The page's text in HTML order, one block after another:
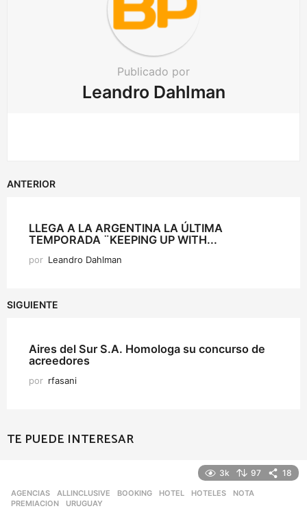
Publicado por
Leandro Dahlman
ANTERIOR
LLEGA A LA ARGENTINA LA ÚLTIMA
TEMPORADA ¨KEEPING UP WITH...
por Leandro Dahlman
SIGUIENTE
Aires del Sur S.A. Homologa su concurso de
acreedores
por rfasani
TE PUEDE INTERESAR
3k 97 18
AGENCIAS ALLINCLUSIVE ,BOOKING ,HOTEL ,HOTELES ,NOTA
PREMIACION
,URUGUAY